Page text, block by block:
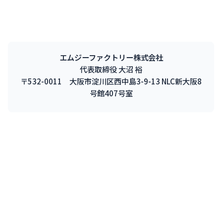
エムジーファクトリー株式会社
代表取締役 大沼 裕
〒532-0011 大阪市淀川区西中島3-9-13 NLC新大阪8
号館407号室